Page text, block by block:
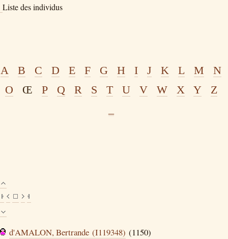
Liste des individus
A B C D E F G H I J K L M
N
O Œ P Q R S T U V W X Y
Z
d'AMALON, Bertrande (I119348) (1150)